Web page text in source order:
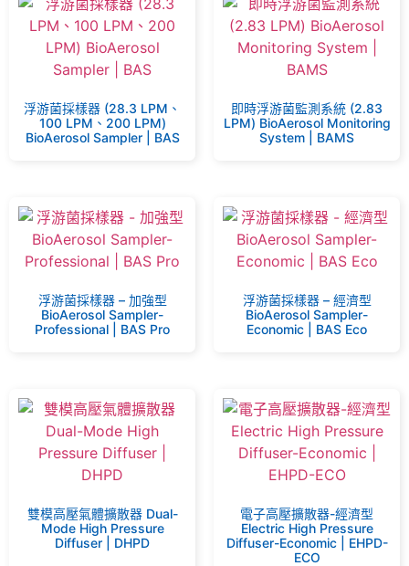
浮游菌採樣器 (28.3 LPM、
100 LPM、200 LPM)
BioAerosol Sampler | BAS
即時浮游菌監測系統 (2.83
LPM) BioAerosol Monitoring
System | BAMS
浮游菌採樣器 – 加強型
BioAerosol Sampler-
Professional | BAS Pro
浮游菌採樣器 – 經濟型
BioAerosol Sampler-
Economic | BAS Eco
雙模高壓氣體擴散器 Dual-
Mode High Pressure
Diffuser | DHPD
電子高壓擴散器-經濟型
Electric High Pressure
Diffuser-Economic | EHPD-
ECO